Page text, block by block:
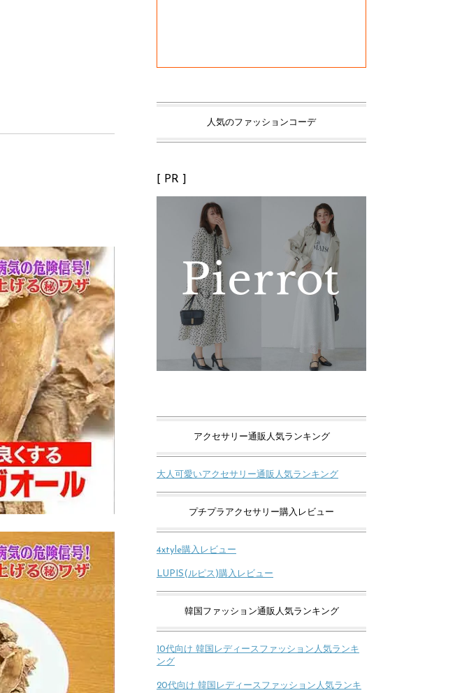
人気のファッションコーデ
[ PR ]
アクセサリー通販人気ランキング
大人可愛いアクセサリー通販人気ランキング
プチプラアクセサリー購入レビュー
4xtyle購入レビュー
LUPIS(ルピス)購入レビュー
韓国ファッション通販人気ランキング
10代向け 韓国レディースファッション人気ランキ
ング
20代向け 韓国レディースファッション人気ランキ